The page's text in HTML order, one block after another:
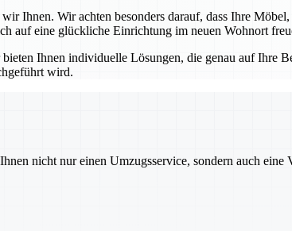
Ihnen. Wir achten besonders darauf, dass Ihre
auf eine glückliche Einrichtung im neuen Wohnort
Ihnen individuelle Lösungen, die genau auf Ihre
wird.
nicht nur einen Umzugsservice, sondern auch